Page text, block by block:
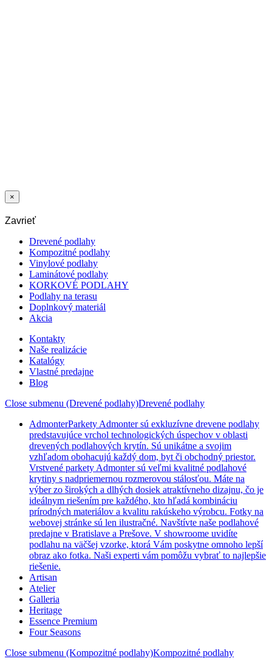
×
Zavrieť
Drevené podlahy
Kompozitné podlahy
Vinylové podlahy
Laminátové podlahy
KORKOVÉ PODLAHY
Podlahy na terasu
Doplnkový materiál
Akcia
Kontakty
Naše realizácie
Katalógy
Vlastné predajne
Blog
Close submenu (Drevené podlahy)Drevené podlahy
AdmonterParkety Admonter sú exkluzívne drevene podlahy
predstavujúce vrchol technologických úspechov v oblasti
drevených podlahových krytín. Sú unikátne a svojim
vzhľadom obohacujú každý dom, byt či obchodný priestor.
Vrstvené parkety Admonter sú veľmi kvalitné podlahové
krytiny s nadpriemernou rozmerovou stálosťou. Máte na
výber zo širokých a dlhých dosiek atraktívneho dizajnu, čo je
ideálnym riešením pre každého, kto hľadá kombináciu
prírodných materiálov a kvalitu rakúskeho výrobcu. Fotky na
webovej stránke sú len ilustračné. Navštívte naše podlahové
predajne v Bratislave a Prešove. V showroome uvidíte
podlahu na väčšej vzorke, ktorá Vám poskytne omnoho lepší
obraz ako fotka. Naši experti vám pomôžu vybrať to najlepšie
riešenie.
Artisan
Atelier
Galleria
Heritage
Essence Premium
Four Seasons
Close submenu (Kompozitné podlahy)Kompozitné podlahy